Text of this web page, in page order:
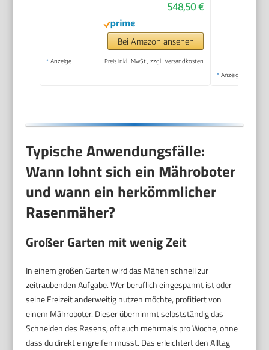
548,50 €
Bei Amazon ansehen
* Anzeige
Preis inkl. MwSt., zzgl. Versandkosten
* Anzeige
Typische Anwendungsfälle:
Wann lohnt sich ein Mähroboter
und wann ein herkömmlicher
Rasenmäher?
Großer Garten mit wenig Zeit
In einem großen Garten wird das Mähen schnell zur
zeitraubenden Aufgabe. Wer beruflich eingespannt ist oder
seine Freizeit anderweitig nutzen möchte, profitiert von
einem Mähroboter. Dieser übernimmt selbstständig das
Schneiden des Rasens, oft auch mehrmals pro Woche, ohne
dass du direkt eingreifen musst. Das erleichtert den Alltag